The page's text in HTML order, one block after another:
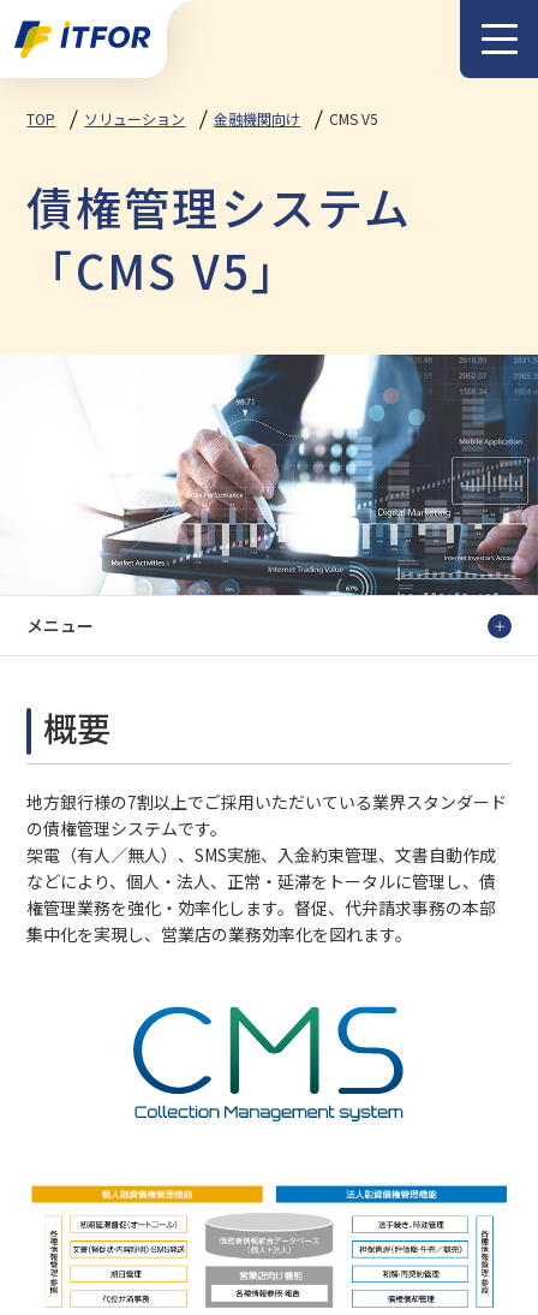
メニュー
TOP ソリューション 金融機関向け CMS V5
債権管理システム
「CMS V5」
メニュー
概要
地方銀行様の7割以上でご採用いただいている業界スタンダード
の債権管理システムです。
架電（有人／無人）、SMS実施、入金約束管理、文書自動作成
などにより、個人・法人、正常・延滞をトータルに管理し、債
権管理業務を強化・効率化します。督促、代弁請求事務の本部
集中化を実現し、営業店の業務効率化を図れます。